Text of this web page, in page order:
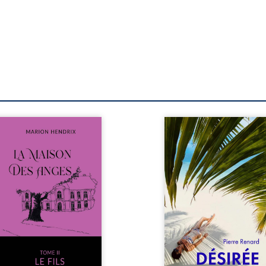
sommes en 1979, soit 15
Anatole-Eustache.
famille devra affronter
seulement un inconnu
rôde autour du domaine
dont Firmin, le fidèle
redoute les
le passé encombrant
Eustache, la
familiale, mais
la toute-puissance de
Mais comment
cet enfant avant
Au réveil, Pierre,
retraité, découvre qu’il
devenu une
femme métissée de
ans. À peine a-t-il
à apprivoiser ce
corps qu’Ange surgit dans
vie et fait vaciller toutes
certitudes. Entre
l’attirance est
brûlante jusqu’à ce
secret familial fasse
l’impensable : et s’ils
demi-frère